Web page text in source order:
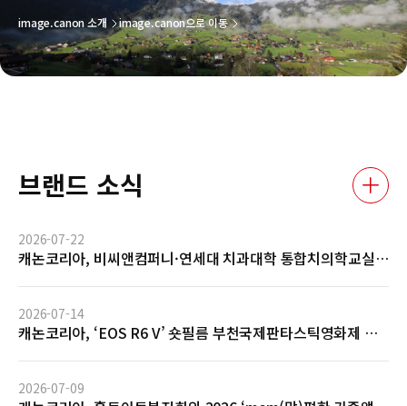
image.canon 소개 image.canon으로 이동
브랜드 소식
2026-07-22
캐논코리아, 비씨앤컴퍼니·연세대 치과대학 통합치의학교실
2026-07-14
캐논코리아, ‘EOS R6 V’ 숏필름 부천국제판타스틱영화제 공
2026-07-09